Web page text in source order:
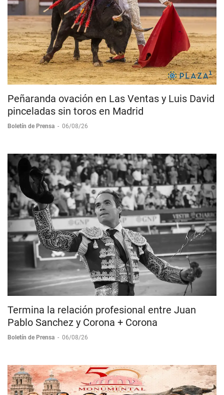
Peñaranda ovación en Las Ventas y Luis David
pinceladas sin toros en Madrid
Boletín de Prensa - 06/08/26
Termina la relación profesional entre Juan
Pablo Sanchez y Corona + Corona
Boletín de Prensa - 06/08/26